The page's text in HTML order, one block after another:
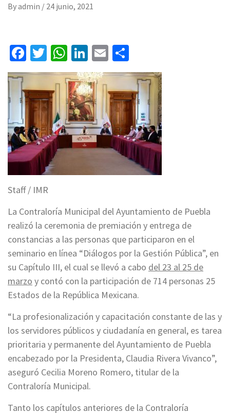
Byadmin / 24 junio, 2021
Facebook
Twitter
WhatsApp
LinkedIn
Email
Staff / IMR
La Contraloría Municipal del Ayuntamiento de Puebla
realizó la ceremonia de premiación y entrega de
constancias a las personas que participaron en el
seminario en línea “Diálogos por la Gestión Pública”, en
su Capítulo III, el cual se llevó a cabo del 23 al 25 de
marzo y contó con la participación de 714 personas 25
Estados de la República Mexicana.
“La profesionalización y capacitación constante de las y
los servidores públicos y ciudadanía en general, es tarea
prioritaria y permanente del Ayuntamiento de Puebla
encabezado por la Presidenta, Claudia Rivera Vivanco”,
aseguró Cecilia Moreno Romero, titular de la
Contraloría Municipal.
Tanto los capítulos anteriores de la Contraloría